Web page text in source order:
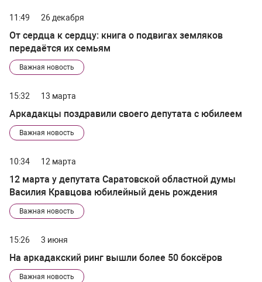
11:49 26 декабря
От сердца к сердцу: книга о подвигах земляков
передаётся их семьям
Важная новость
15:32 13 марта
Аркадакцы поздравили своего депутата с юбилеем
Важная новость
10:34 12 марта
12 марта у депутата Саратовской областной думы
Василия Кравцова юбилейный день рождения
Важная новость
15:26 3 июня
На аркадакский ринг вышли более 50 боксёров
Важная новость